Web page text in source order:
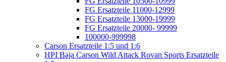
FG Ersatzteile 11000-12999
FG Ersatzteile 13000-19999
FG Ersatzteile 20000- 99999
100000-999998
Carson Ersatzteile 1:5 und 1:6
HPI Baja Carson Wild Attack Rovan Sports Ersatzteile